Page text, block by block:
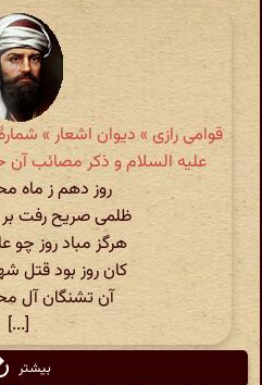
علیه السلام و ذکر مصائب
روز دهم ز ماه
ظلمی صریح رفت
هرگز مباد روز چو
کان روز بود قتل
آن تشنگان آل
[...]
بیشتر